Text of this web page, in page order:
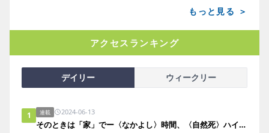
もっと見る ＞
アクセスランキング
デイリー ウィークリー
1 連載 2024-06-13
そのときは「家」でー〈なかよし〉時間、〈自然死〉ハイライト。